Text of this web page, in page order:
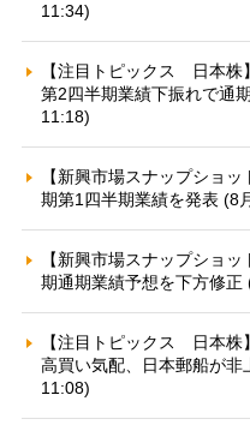
11:34)
【注目トピックス 日本株
第2四半期業績下振れで通
11:18)
【新興市場スナップショ
期第1四半期業績を発表 (8
【新興市場スナップショ
期通期業績予想を下方修正
【注目トピックス 日本株
高買い気配、日本郵船が非
11:08)